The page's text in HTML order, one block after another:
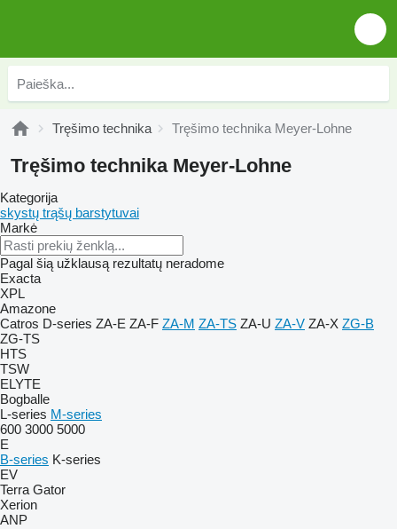
Tręšimo technika Tręšimo technika Meyer-Lohne
Tręšimo technika Meyer-Lohne
Kategorija
skystų trąšų barstytuvai
Markė
Pagal šią užklausą rezultatų neradome
Exacta
XPL
Amazone
Catros D-series ZA-E ZA-F ZA-M ZA-TS ZA-U ZA-V ZA-X ZG-B
ZG-TS
HTS
TSW
ELYTE
Bogballe
L-series M-series
600 3000 5000
E
B-series K-series
EV
Terra Gator
Xerion
ANP